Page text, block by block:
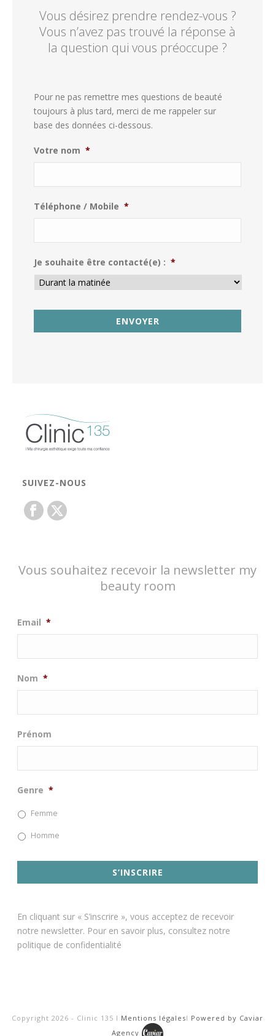
Vous désirez prendre rendez-vous ?
Vous n’avez pas trouvé la réponse à
la question qui vous préoccupe ?
Pour ne pas remettre mes questions de beauté
toujours à plus tard, merci de me rappeler sur
base des données ci-dessous.
Votre nom *
Téléphone / Mobile *
Je souhaite être contacté(e) : *
SUIVEZ-NOUS
Vous souhaitez recevoir la newsletter my
beauty room
Email *
Nom *
Prénom
Genre *
Femme
Homme
En cliquant sur « S’inscrire », vous acceptez de recevoir
notre newsletter. Pour en savoir plus, consultez notre
politique de confidentialité
Copyright 2026 - Clinic 135 I Mentions légalesI Powered by Caviar
Agency